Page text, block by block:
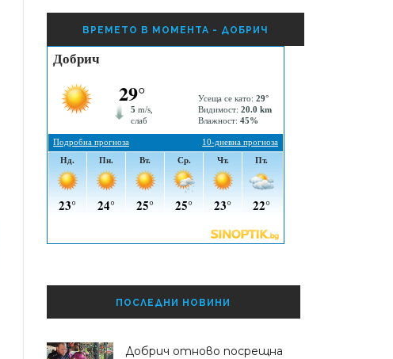
ВРЕМЕТО В МОМЕНТА - ДОБРИЧ
ПОСЛЕДНИ НОВИНИ
Добрич отново посрещна